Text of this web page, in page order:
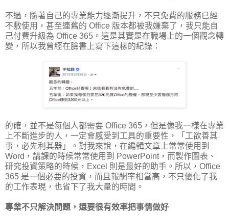
不過，隨著自己的專業能力逐漸提升，不只免費的服務已經
不敷使用，甚至連舊的 Office 版本都被我嫌棄了，我只能自
己付費升級為 Office 365。這是其實是在職場上的一個觀念轉
變，所以我曾經在臉書上寫下這樣的紀錄：
的確，並不是每個人都需要 Office 365，但是像我一樣在專業
上不斷進步的人，一定會感受到工具的重要性，「工欲善其
事，必先利其器」。對我來說，在編輯文章上常常使用到
Word，講課的時候常常使用到 PowerPoint，而製作圖表、
研究投資策略的時候，Excel 則是最好的助手。所以，Office
365 是一個必要的投資，而且報酬率相當高，不只優化了我
的工作表現，也省下了我大量的時間。
專業不只解決問題，還要很有效率把事情做好